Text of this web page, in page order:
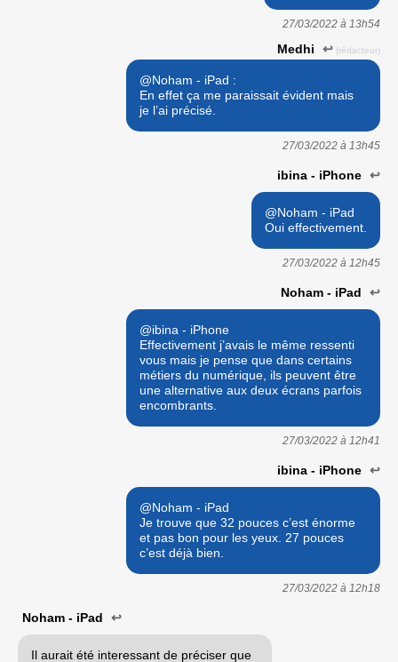
27/03/2022 à 13h54
Medhi ↩ (rédacteur)
@Noham - iPad :
En effet ça me paraissait évident mais
je l’ai précisé.
27/03/2022 à 13h45
ibina - iPhone ↩
@Noham - iPad
Oui effectivement.
27/03/2022 à 12h45
Noham - iPad ↩
@ibina - iPhone
Effectivement j’avais le même ressenti
vous mais je pense que dans certains
métiers du numérique, ils peuvent être
une alternative aux deux écrans parfois
encombrants.
27/03/2022 à 12h41
ibina - iPhone ↩
@Noham - iPad
Je trouve que 32 pouces c’est énorme
et pas bon pour les yeux. 27 pouces
c’est déjà bien.
27/03/2022 à 12h18
Noham - iPad ↩
Il aurait été interessant de préciser que